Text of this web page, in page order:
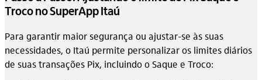
Troco no SuperApp Itaú
Para garantir maior segurança ou ajustar-se às suas
necessidades, o Itaú permite personalizar os limites diários
de suas transações Pix, incluindo o Saque e Troco: